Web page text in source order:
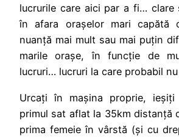
lucrurile care aici par a fi… clare
în afara orașelor mari capătă
nuanță mai mult sau mai puțin
marile orașe, în funcție de
lucruri… lucruri la care probabil
Urcați în mașina proprie,
primul sat aflat la 35km distanță
prima femeie în vârstă (și cu